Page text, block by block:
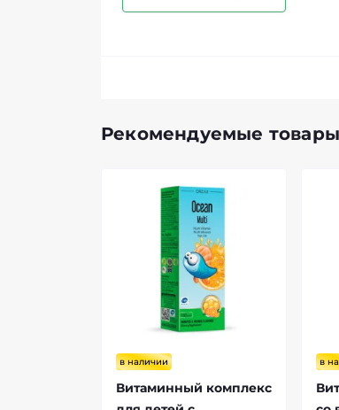
Рекомендуемые товары
в наличии
Витаминный комплекс
в